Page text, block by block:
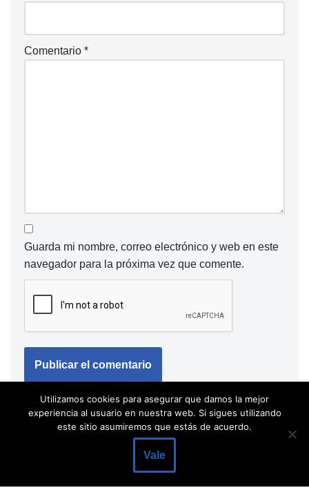
Comentario *
Guarda mi nombre, correo electrónico y web en este
navegador para la próxima vez que comente.
Utilizamos cookies para asegurar que damos la mejor
experiencia al usuario en nuestra web. Si sigues utilizando
este sitio asumiremos que estás de acuerdo.
Vale